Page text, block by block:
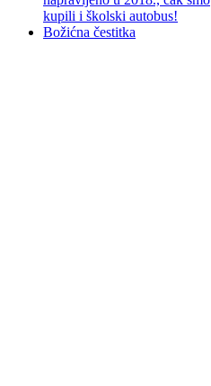
kupili i školski autobus!
Božićna čestitka